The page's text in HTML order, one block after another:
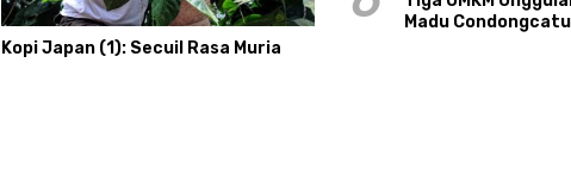
Kopi Japan (1): Secuil Rasa Muria
Madu